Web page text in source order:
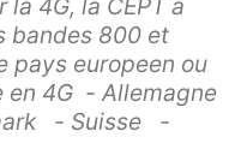
4G, la CEPT a
bandes 800 et
pays europeen ou
en 4G - Allemagne
- Suisse -